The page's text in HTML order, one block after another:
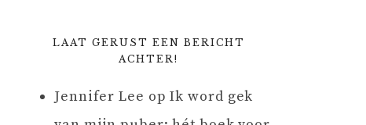
LAAT GERUST EEN BERICHT
ACHTER!
Jennifer Lee opIk word gek